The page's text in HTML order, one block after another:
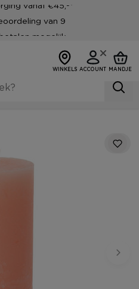
vanaf €45,-*
van 9
mogelijk
WINKELS ACCOUNT MANDJE